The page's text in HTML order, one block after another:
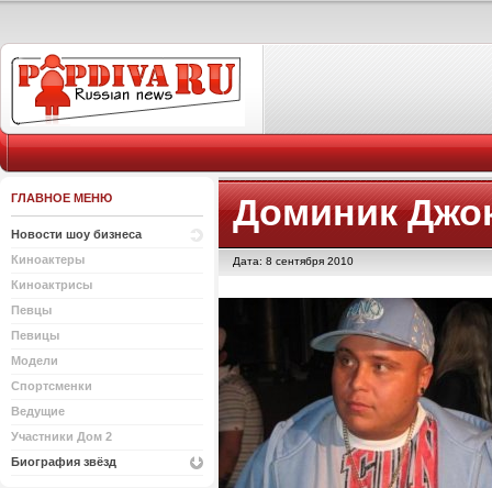
ГЛАВНОЕ МЕНЮ
Новости шоу бизнеса
Киноактеры
Киноактрисы
Певцы
Певицы
Модели
Спортсменки
Ведущие
Участники Дом 2
Биография звёзд
Доминик
Дата: 8 сентября 2010